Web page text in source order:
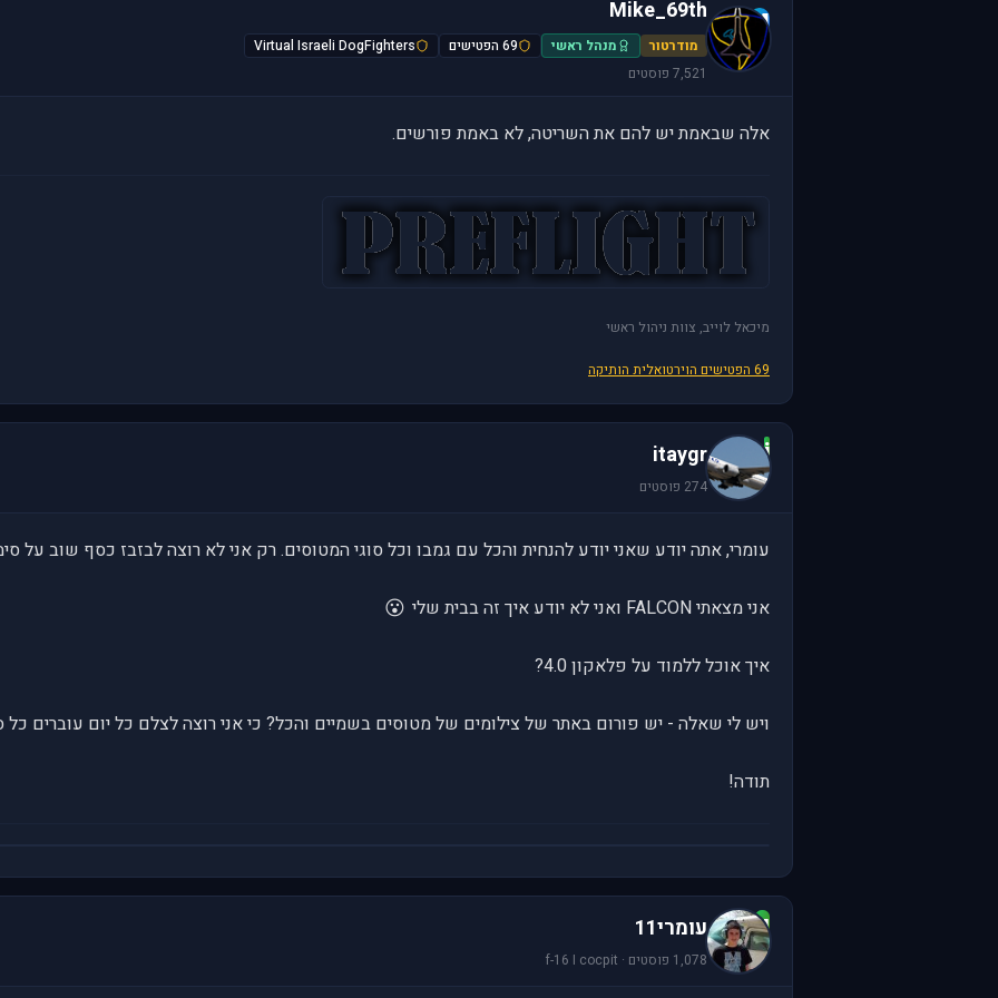
M
Mike_69th
מודרטור מנהל ראשי 69 הפטישים
Virtual Israeli DogFighters
7,521 פוסטים
אלה שבאמת יש להם את השריטה, לא באמת פורשים.
מיכאל לוייב, צוות ניהול ראשי
69 הפטישים הוירטואלית הותיקה
i
itaygr
274 פוסטים
עומרי, אתה יודע שאני יודע להנחית והכל עם גמבו וכל סוגי המטוסים. רק אני לא רוצה לבזבז כסף שוב על
אני מצאתי FALCON ואני לא יודע איך זה בבית שלי 😮
איך אוכל ללמוד על פלאקון 4.0?
ויש לי שאלה - יש פורום באתר של צילומים של מטוסים בשמיים והכל? כי אני רוצה לצלם כל יום עוברים כל
תודה!
ע עומרי11
1,078 פוסטים · f-16 I cocpit